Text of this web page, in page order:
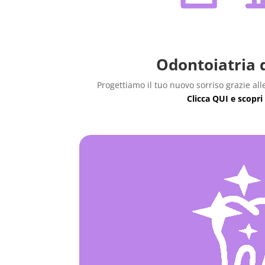
Odontoiatria
Progettiamo il tuo nuovo sorriso grazie
Clicca QUI e